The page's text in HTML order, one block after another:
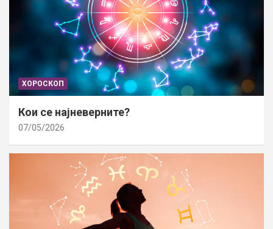
ХОРОСКОП
Кои се најневерните?
07/05/2026